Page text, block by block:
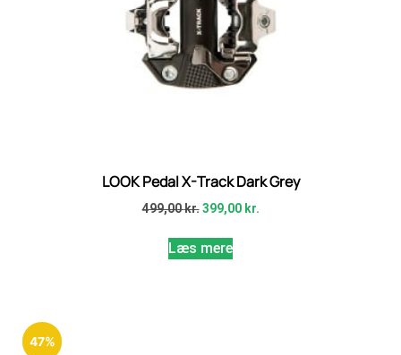
LOOK Pedal X-Track Dark Grey
499,00kr. 399,00 kr.
Læs mere
47%